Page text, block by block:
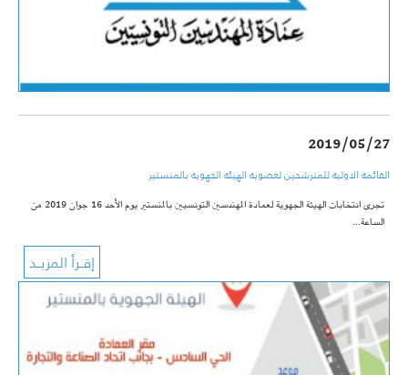
2019/05/27
القائمة الاولية للمترشحين لعضوية الهيئة الجهوية بالمنستير
تجرى انتخابات الهيئة الجهوية لعمادة المهندسين التونسيين بالمنستير يوم الأحد 16 جوان 2019 من
الساعة…